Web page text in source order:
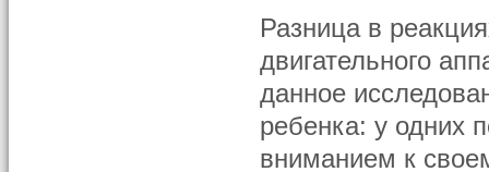
Разница в
двигательного
данное
ребенка: у одних
вниманием к